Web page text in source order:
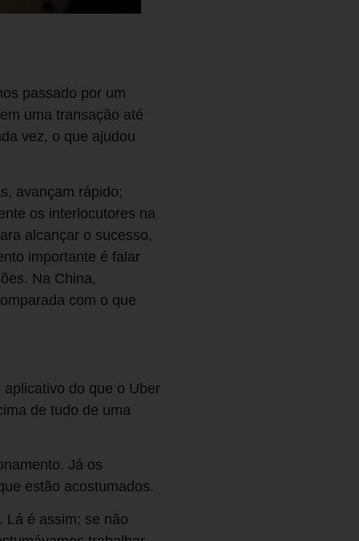
passado por um
uma transação até
vez, o que ajudou
avançam rápido;
os interlocutores na
alcançar o sucesso,
importante é falar
Na China,
com o que
do que o Uber
de tudo de uma
Já os
estão acostumados.
Lá é assim: se não